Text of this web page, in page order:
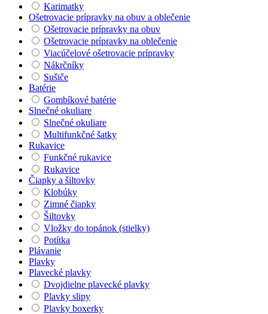
Karimatky
Ošetrovacie prípravky na obuv a oblečenie
Ošetrovacie prípravky na obuv
Ošetrovacie prípravky na oblečenie
Viacúčelové ošetrovacie prípravky
Nákrčníky
Sušiče
Batérie
Gombíkové batérie
Slnečné okuliare
Slnečné okuliare
Multifunkčné šatky
Rukavice
Funkčné rukavice
Rukavice
Čiapky a šiltovky
Klobúky
Zimné čiapky
Šiltovky
Vložky do topánok (stielky)
Potítka
Plávanie
Plavky
Plavecké plavky
Dvojdielne plavecké plavky
Plavky slipy
Plavky boxerky